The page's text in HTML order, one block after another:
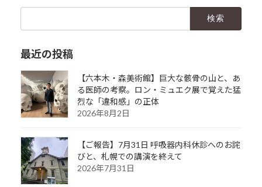
最近の投稿
【六本木・森美術館】巨大な骸骨の山と、あ
る医師の考察。ロン・ミュエク展で覚えた猛
烈な「違和感」の正体
2026年8月2日
【ご報告】7月31日 呼吸器内科休診へのお詫
びと、札幌での講演を終えて
2026年7月31日